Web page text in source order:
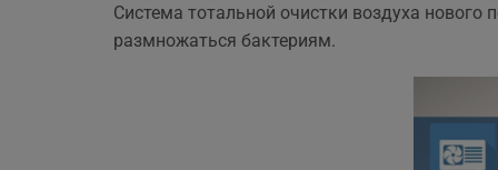
Система тотальной очистки воздуха нового
размножаться бактериям.